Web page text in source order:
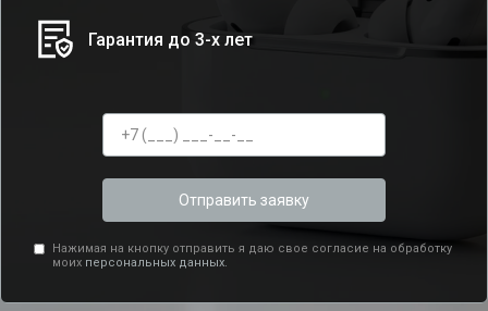
Гарантия до 3-х лет
Отправить заявку
Нажимая на кнопку отправить я даю свое согласие на обработку
моих персональных данных.